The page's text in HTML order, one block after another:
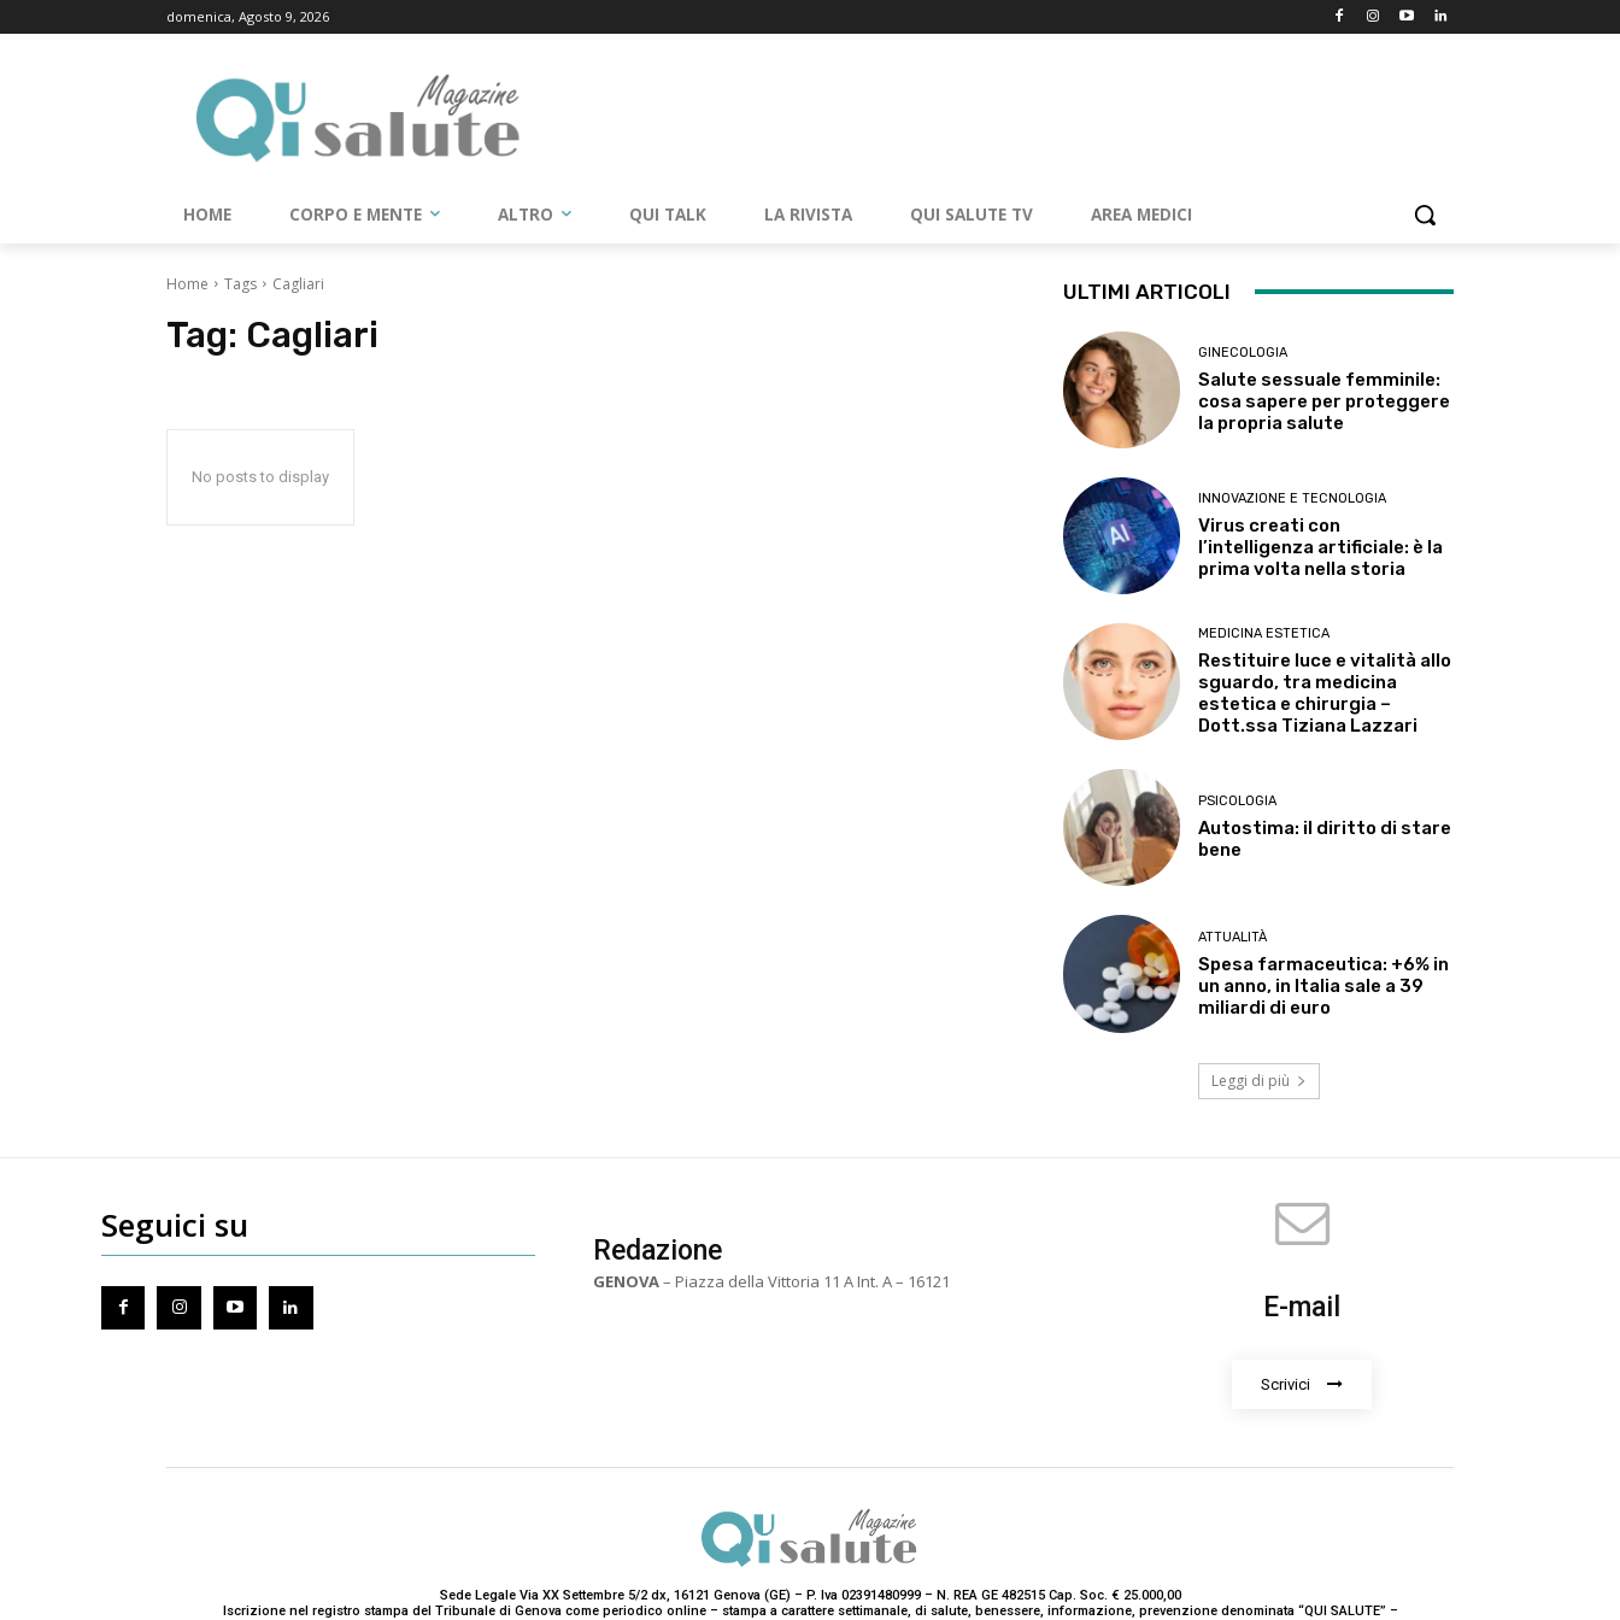
domenica, Agosto 9, 2026
HOME CORPO E MENTE ALTRO QUI TALK LA RIVISTA QUI SALUTE TV AREA MEDICI
Home Tags Cagliari
Tag: Cagliari
No posts to display
ULTIMI ARTICOLI
GINECOLOGIA
Salute sessuale femminile:
cosa sapere per proteggere
la propria salute
INNOVAZIONE E TECNOLOGIA
Virus creati con
l’intelligenza artificiale: è la
prima volta nella storia
MEDICINA ESTETICA
Restituire luce e vitalità allo
sguardo, tra medicina
estetica e chirurgia –
Dott.ssa Tiziana Lazzari
PSICOLOGIA
Autostima: il diritto di stare
bene
ATTUALITÀ
Spesa farmaceutica: +6% in
un anno, in Italia sale a 39
miliardi di euro
Leggi di più
Seguici su
Redazione
GENOVA– Piazza della Vittoria 11 A Int. A – 16121
E-mail
Scrivici
Sede Legale Via XX Settembre 5/2 dx, 16121 Genova (GE) – P. Iva 02391480999 – N. REA GE 482515 Cap. Soc. € 25.000,00
Iscrizione nel registro stampa del Tribunale di Genova come periodico online – stampa a carattere settimanale, di salute, benessere, informazione, prevenzione denominata “QUI SALUTE” –